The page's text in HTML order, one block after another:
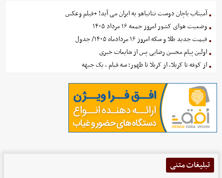
آمیتاب باچان دوست نتانیاهو به ایران می آید! +فیلم وعکس
وضعیت هوای کشور امروز جمعه ۱۶ مرداد ۱۴۰۵
قیمت جدید طلا و سکه امروز ۱۶ مردادماه ۱۴۰۵/ جدول
اولین پیام محسن رضایی پس از شایعات خبری
از کوفه تا کربلا، از کربلا تا ظهور؛ سه قیام ، یک جبهه
تبلیغات متنی